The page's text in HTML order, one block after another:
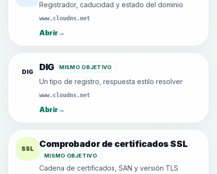
Registrador, caducidad y estado del dominio
www.cloudns.net
Abrir→
DIG DIG MISMO OBJETIVO
Un tipo de registro, respuesta estilo resolver
www.cloudns.net
Abrir→
SSL Comprobador de certificados SSL
MISMO OBJETIVO
Cadena de certificados, SAN y versión TLS